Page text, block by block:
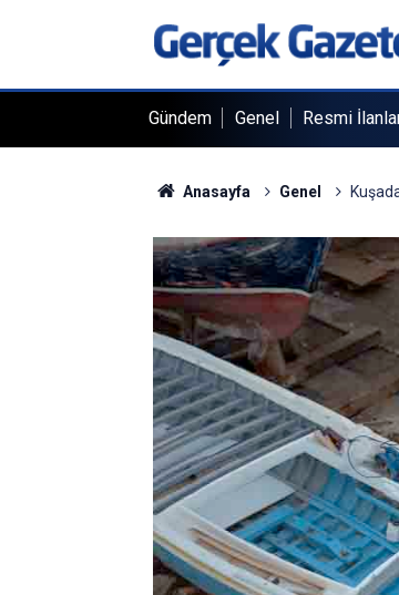
Gündem Genel Resmi
Anasayfa Genel